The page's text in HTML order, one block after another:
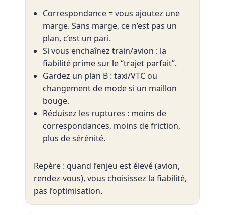
Correspondance = vous ajoutez une
marge. Sans marge, ce n’est pas un
plan, c’est un pari.
Si vous enchaînez train/avion : la
fiabilité prime sur le “trajet parfait”.
Gardez un plan B : taxi/VTC ou
changement de mode si un maillon
bouge.
Réduisez les ruptures : moins de
correspondances, moins de friction,
plus de sérénité.
Repère : quand l’enjeu est élevé (avion,
rendez-vous), vous choisissez la fiabilité,
pas l’optimisation.